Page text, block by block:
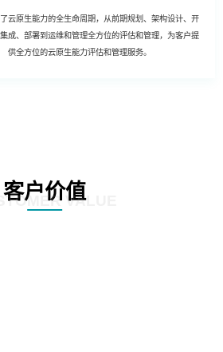
云原生能力的全生命周期，从前期规划、架构设计、开
成、部署到运维和管理全方位的评估和管理，为客户提
供全方位的云原生能力评估和管理服务。
客户价值VALUE